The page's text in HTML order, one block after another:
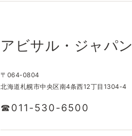
アビサル・ジャパン
〒064-0804
北海道札幌市中央区南4条西12丁目1304-4
☎︎011-530-6500